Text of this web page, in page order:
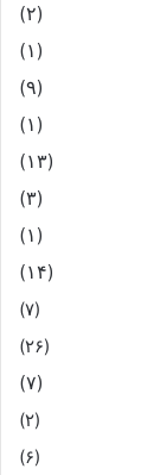
(۲)
(۱)
(۹)
(۱)
(۱۳)
(۳)
(۱)
(۱۴)
(۷)
(۲۶)
(۷)
(۲)
(۶)